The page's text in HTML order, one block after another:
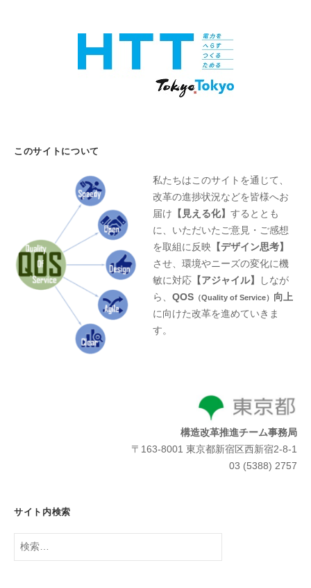
このサイトについて
私たちはこのサイトを通じて、
改革の進捗状況などを皆様へお
届け 【見える化】するととも
に、いただいたご意見・ご感想
を取組に反映 【デザイン思考】
させ、環境やニーズの変化に機
敏に対応 【アジャイル】
しなが
ら、QOS （Quality of Service） 向上
に向けた改革を進めていきま
す。
構造改革推進チーム事務局
〒163-8001 東京都新宿区西新宿2-8-1
03 (5388) 2757
サイト内検索
検